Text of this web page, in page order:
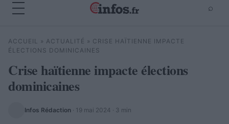
⌕
Rechercher
ACCUEIL » ACTUALITÉ » CRISE HAÏTIENNE IMPACTE
ÉLECTIONS DOMINICAINES
Crise haïtienne impacte élections
dominicaines
Infos Rédaction · 19 mai 2024 · 3 min